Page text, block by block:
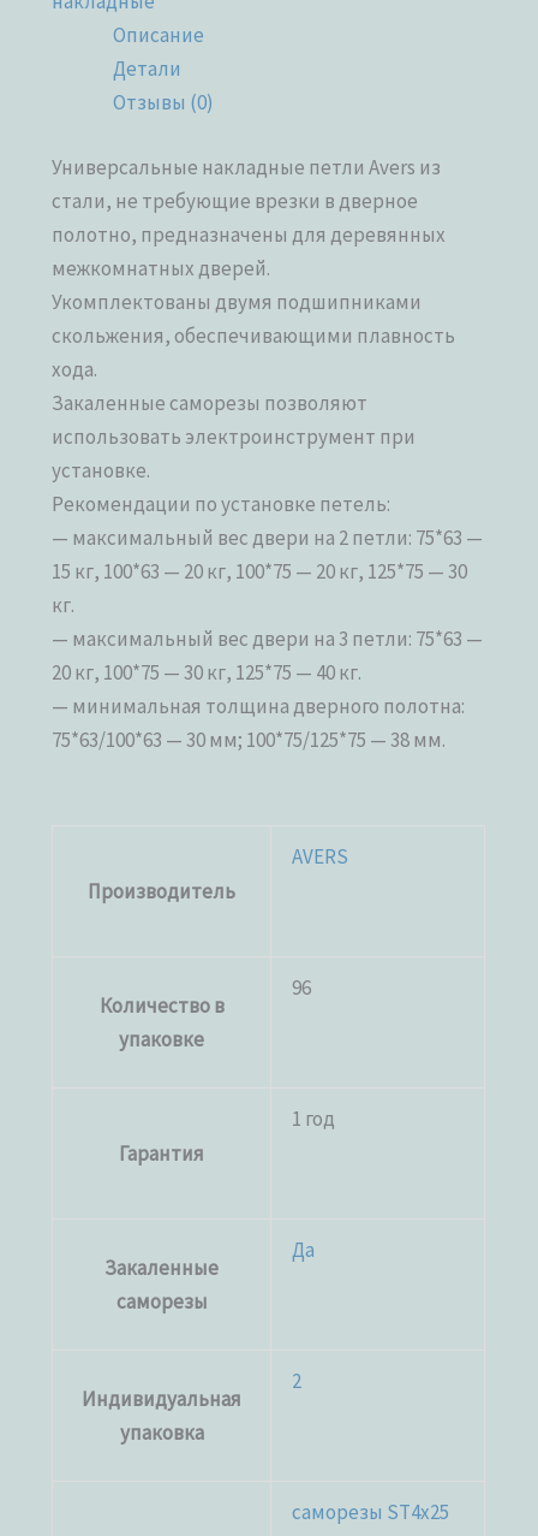
Описание
Детали
Отзывы (0)
Универсальные накладные петли Avers из
стали, не требующие врезки в дверное
полотно, предназначены для деревянных
межкомнатных дверей.
Укомплектованы двумя подшипниками
скольжения, обеспечивающими плавность
хода.
Закаленные саморезы позволяют
использовать электроинструмент при
установке.
Рекомендации по установке петель:
— максимальный вес двери на 2 петли: 75*63 —
15 кг, 100*63 — 20 кг, 100*75 — 20 кг, 125*75 — 30
кг.
— максимальный вес двери на 3 петли: 75*63 —
20 кг, 100*75 — 30 кг, 125*75 — 40 кг.
— минимальная толщина дверного полотна:
75*63/100*63 — 30 мм; 100*75/125*75 — 38 мм.
Производитель
AVERS
Количество в
упаковке
96
Гарантия
1 год
Закаленные
саморезы
Да
Индивидуальная
упаковка
2
саморезы ST4x25